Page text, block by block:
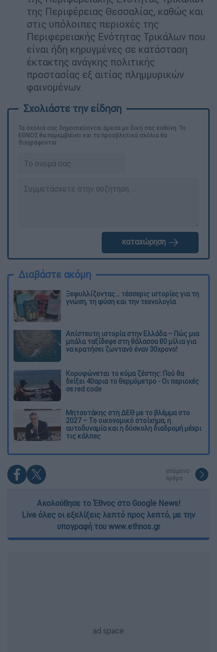
της Περιφέρειας Θεσσαλίας, καθώς και
στις υπόλοιπες περιοχές της
Περιφερειακής Ενότητας Τρικάλων που
είναι ήδη κηρυγμένες σε κατάσταση
έκτακτης ανάγκης πολιτικής
προστασίας εξ αιτίας πλημμυρικών
φαινομένων.
Τα σχολιά σας δημοσιεύονται άμεσα με δική σας ευθύνη. Το
ΕΘΝΟΣ θα παρεμβαίνει και τα προσβλητικά σχόλια θα
διαγράφονται
καταχώρηση
Διαβάστε ακόμη
Ξεφυλλίζοντας... τέσσερις ιστορίες για τη
γνώση, τη φύση και την τεχνολογία
Απίστευτη ιστορία στην Ελλάδα – Πώς μια
μπάλα ταξίδεψε στη θάλασσα 80 μίλια για
να κρατήσει ζωντανό έναν 30χρονο!
Κορυφώνεται το κύμα ζέστης: Πού θα
δείξει 40αρια το θερμόμετρο - Οι περιοχές
σε red code
Μητσοτάκης στη ΔΕΘ με το βλέμμα στο
2027 – Το οικονομικό στοίχημα, η
αυτοδυναμία και η δύσκολη διαδρομή μέχρι
τις κάλπες
επόμενο
άρθρο
Ακολούθησε το Έθνος στο Google News!
Live όλες οι εξελίξεις λεπτό προς λεπτό, με την
υπογραφή του www.ethnos.gr